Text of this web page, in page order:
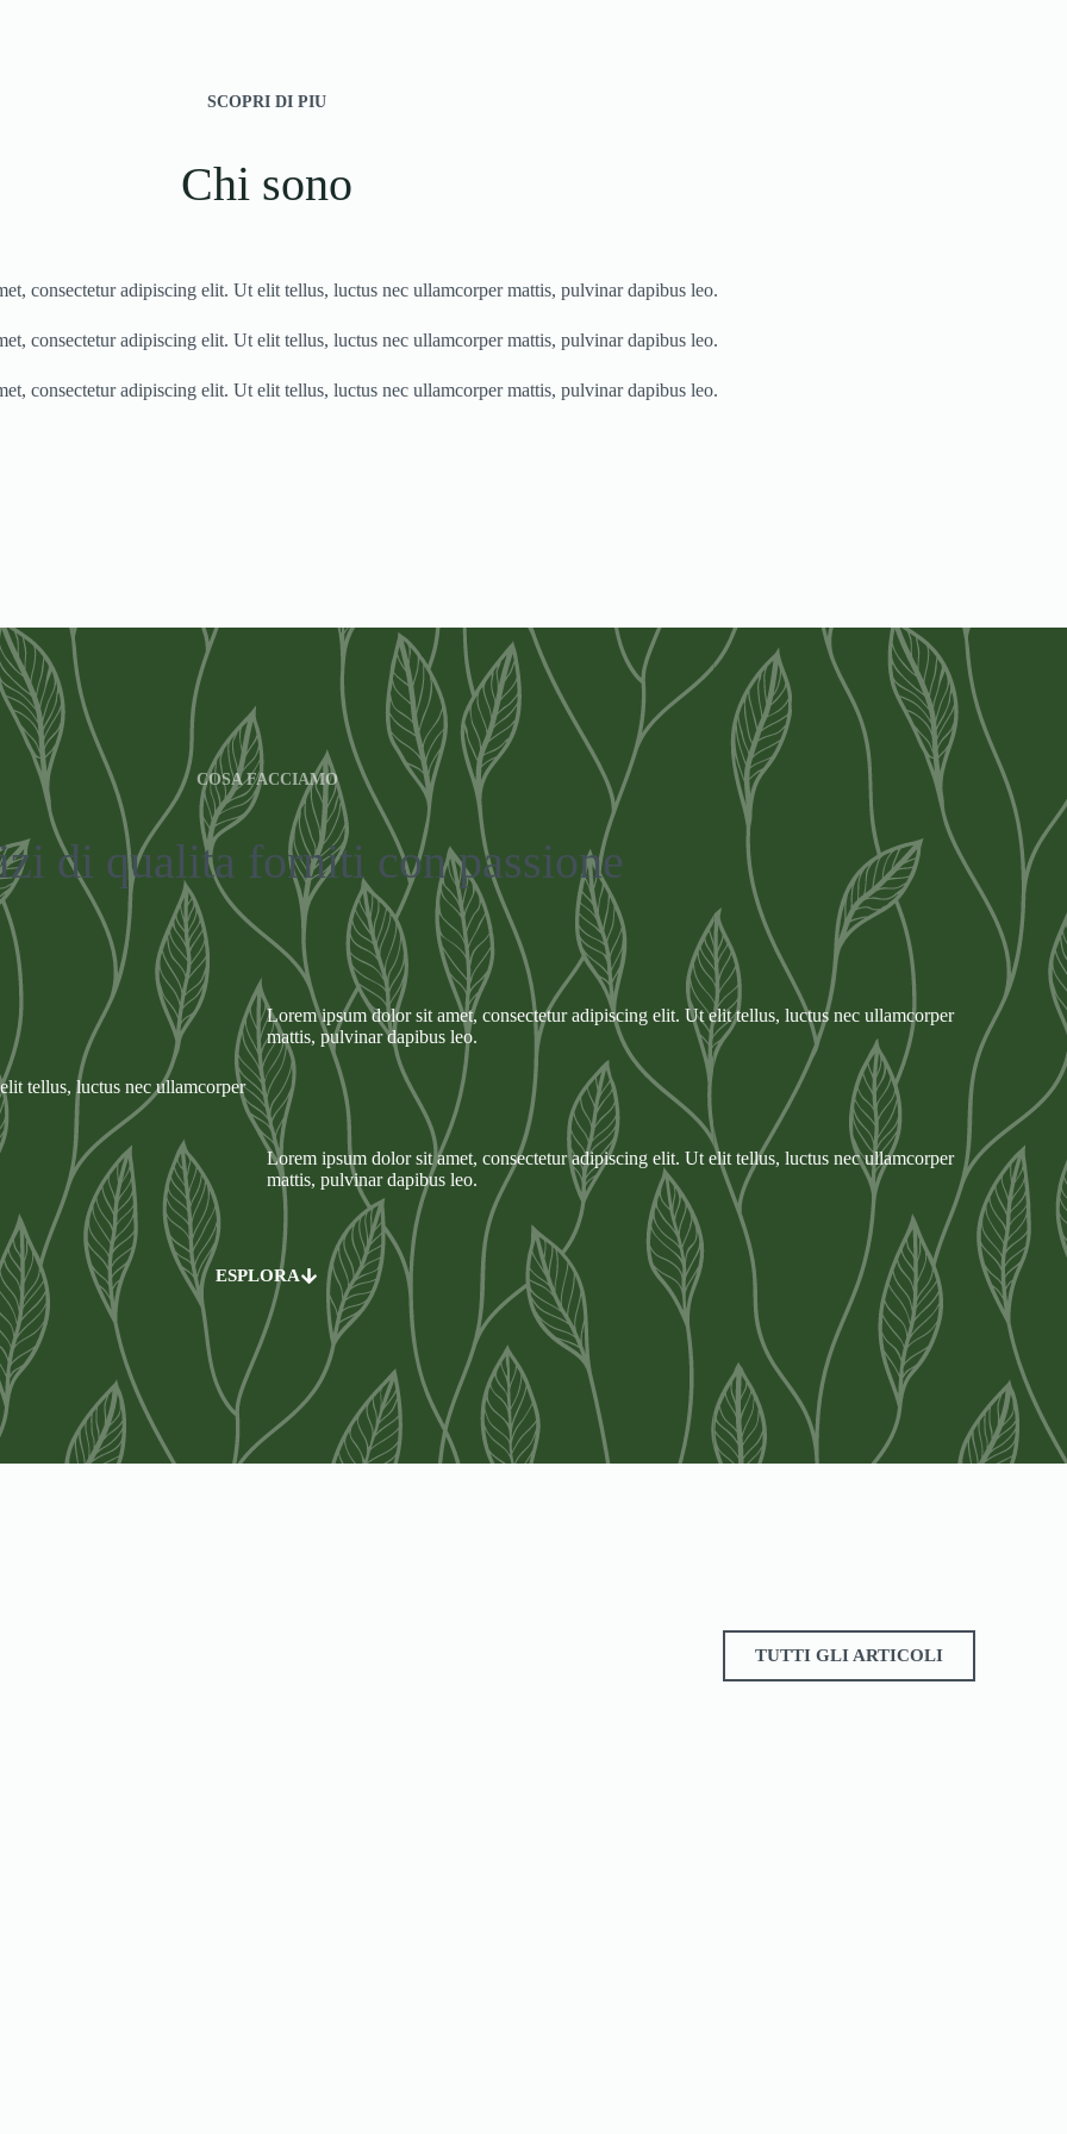
SCOPRI DI PIU
Chi sono
consectetur adipiscing elit. Ut elit tellus, luctus nec ullamcorper mattis, pulvinar dapibus leo.
consectetur adipiscing elit. Ut elit tellus, luctus nec ullamcorper mattis, pulvinar dapibus leo.
consectetur adipiscing elit. Ut elit tellus, luctus nec ullamcorper mattis, pulvinar dapibus leo.
COSA FACCIAMO
di qualita forniti con passione
Lorem ipsum dolor sit amet, consectetur adipiscing elit. Ut elit tellus, luctus nec ullamcorper
mattis, pulvinar dapibus leo.
tellus, luctus nec ullamcorper
Lorem ipsum dolor sit amet, consectetur adipiscing elit. Ut elit tellus, luctus nec ullamcorper
mattis, pulvinar dapibus leo.
ESPLORA
TUTTI GLI ARTICOLI